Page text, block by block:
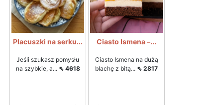
Placuszki na serku...
Jeśli szukasz pomysłu
na szybkie, a... ⇖ 4618
Ciasto Ismena –...
Ciasto Ismena na dużą
blachę z bitą... ⇖ 2817